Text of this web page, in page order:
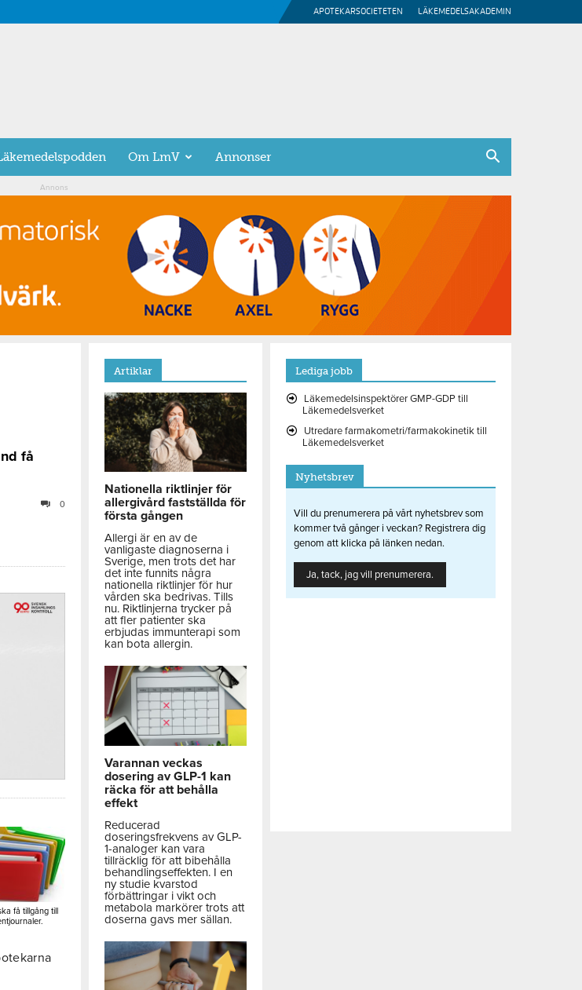
APOTEKARSOCIETETEN LÄKEMEDELSAKADEMIN
Om LmV Annonser
Annons
få
0
få tillgång till
Artiklar
Nationella riktlinjer för
allergivård fastställda för
första gången
Allergi är en av de
vanligaste diagnoserna i
Sverige, men trots det har
det inte funnits några
nationella riktlinjer för hur
vården ska bedrivas. Tills
nu. Riktlinjerna trycker på
att fler patienter ska
erbjudas immunterapi som
kan bota allergin.
Varannan veckas
dosering av GLP-1 kan
räcka för att behålla
effekt
Reducerad
doseringsfrekvens av GLP-
1-analoger kan vara
tillräcklig för att bibehålla
behandlingseffekten. I en
ny studie kvarstod
förbättringar i vikt och
metabola markörer trots att
doserna gavs mer sällan.
Lediga jobb
Läkemedelsinspektörer GMP-GDP till
Läkemedelsverket
Utredare farmakometri/farmakokinetik till
Läkemedelsverket
Nyhetsbrev
Vill du prenumerera på vårt nyhetsbrev som
kommer två gånger i veckan? Registrera dig
genom att klicka på länken nedan.
Ja, tack, jag vill prenumerera.